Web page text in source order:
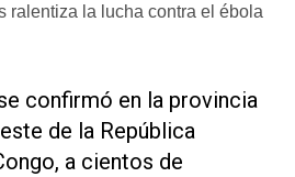
ralentiza la lucha contra el ébola
confirmó en la provincia
de la República
a cientos de